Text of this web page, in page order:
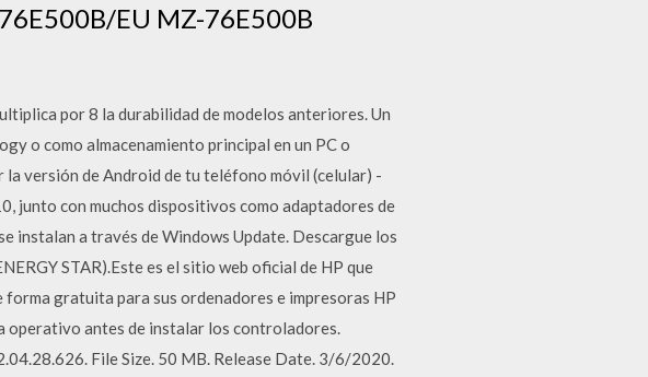
EU MZ-76E500B
por 8 la durabilidad de modelos anteriores. Un
o como almacenamiento principal en un PC o
versión de Android de tu teléfono móvil (celular) -
junto con muchos dispositivos como adaptadores de
instalan a través de Windows Update. Descargue los
STAR).Este es el sitio web oficial de HP que
gratuita para sus ordenadores e impresoras HP
operativo antes de instalar los controladores.
File Size. 50 MB. Release Date. 3/6/2020.